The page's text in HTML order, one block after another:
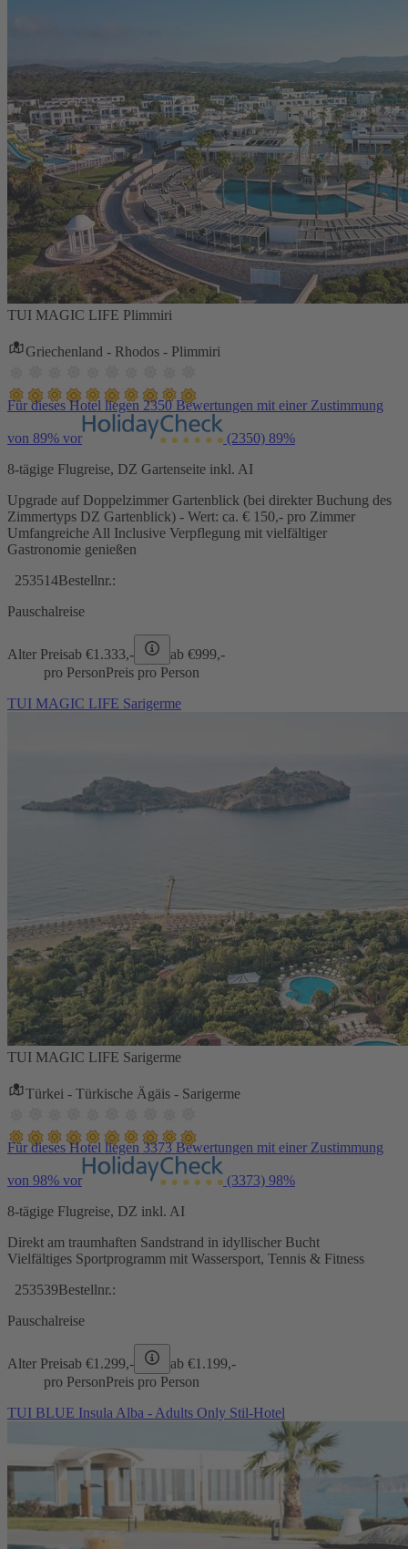
TUI MAGIC LIFE Plimmiri
Griechenland - Rhodos - Plimmiri
Für dieses Hotel liegen 2350 Bewertungen mit einer Zustimmung
von 89% vor (2350) 89%
8-tägige Flugreise, DZ Gartenseite inkl. AI
Upgrade auf Doppelzimmer Gartenblick (bei direkter Buchung des
Zimmertyps DZ Gartenblick) - Wert: ca. € 150,- pro Zimmer
Umfangreiche All Inclusive Verpflegung mit vielfältiger
Gastronomie genießen
253514Bestellnr.:
Pauschalreise
Alter Preisab €1.333,- ab €999,-
pro PersonPreis pro Person
TUI MAGIC LIFE Sarigerme
TUI MAGIC LIFE Sarigerme
Türkei - Türkische Ägäis - Sarigerme
Für dieses Hotel liegen 3373 Bewertungen mit einer Zustimmung
von 98% vor (3373) 98%
8-tägige Flugreise, DZ inkl. AI
Direkt am traumhaften Sandstrand in idyllischer Bucht
Vielfältiges Sportprogramm mit Wassersport, Tennis & Fitness
253539Bestellnr.:
Pauschalreise
Alter Preisab €1.299,- ab €1.199,-
pro PersonPreis pro Person
TUI BLUE Insula Alba - Adults Only Stil-Hotel